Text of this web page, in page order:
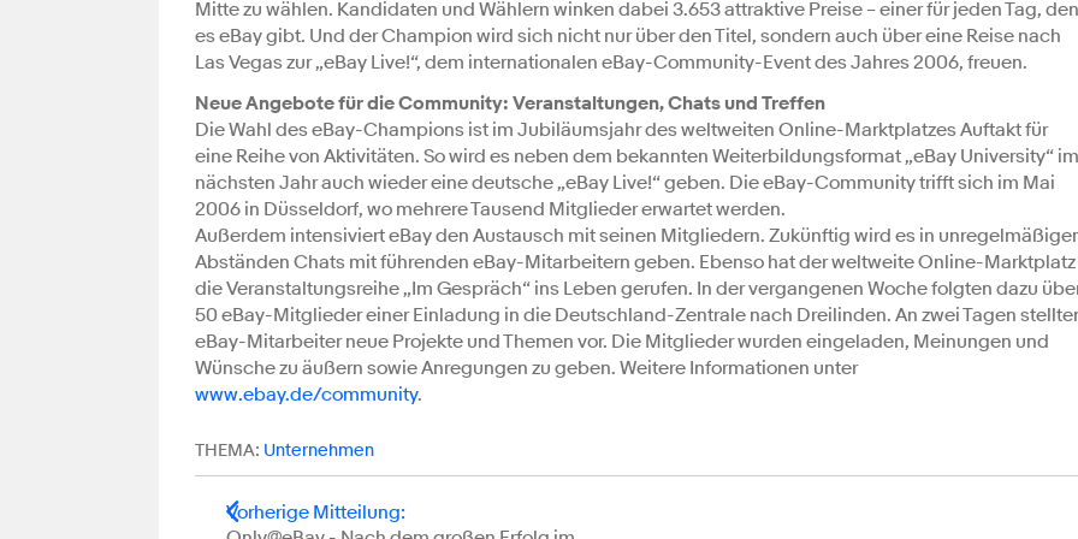
Mitte zu wählen. Kandidaten und Wählern winken dabei 3.653 attraktive Preise – einer für jeden Tag, den
es eBay gibt. Und der Champion wird sich nicht nur über den Titel, sondern auch über eine Reise nach
Las Vegas zur „eBay Live!“, dem internationalen eBay-Community-Event des Jahres 2006, freuen.
Neue Angebote für die Community: Veranstaltungen, Chats und Treffen
Die Wahl des eBay-Champions ist im Jubiläumsjahr des weltweiten Online-Marktplatzes Auftakt für
eine Reihe von Aktivitäten. So wird es neben dem bekannten Weiterbildungsformat „eBay University“ im
nächsten Jahr auch wieder eine deutsche „eBay Live!“ geben. Die eBay-Community trifft sich im Mai
2006 in Düsseldorf, wo mehrere Tausend Mitglieder erwartet werden.
Außerdem intensiviert eBay den Austausch mit seinen Mitgliedern. Zukünftig wird es in
Abständen Chats mit führenden eBay-Mitarbeitern geben. Ebenso hat der weltweite Online-Marktplatz
die Veranstaltungsreihe „Im Gespräch“ ins Leben gerufen. In der vergangenen Woche folgten dazu
50 eBay-Mitglieder einer Einladung in die Deutschland-Zentrale nach Dreilinden. An zwei Tagen
eBay-Mitarbeiter neue Projekte und Themen vor. Die Mitglieder wurden eingeladen, Meinungen und
Wünsche zu äußern sowie Anregungen zu geben. Weitere Informationen unter
www.ebay.de/community.
THEMA: Unternehmen
Vorherige Mitteilung: